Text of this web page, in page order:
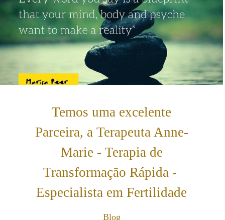
Temos uma excelente
Parceira, a Terapeuta Anne-
Marie - Terapia de
Transformação Rápida -
Especialista em Fertilidade
Blog